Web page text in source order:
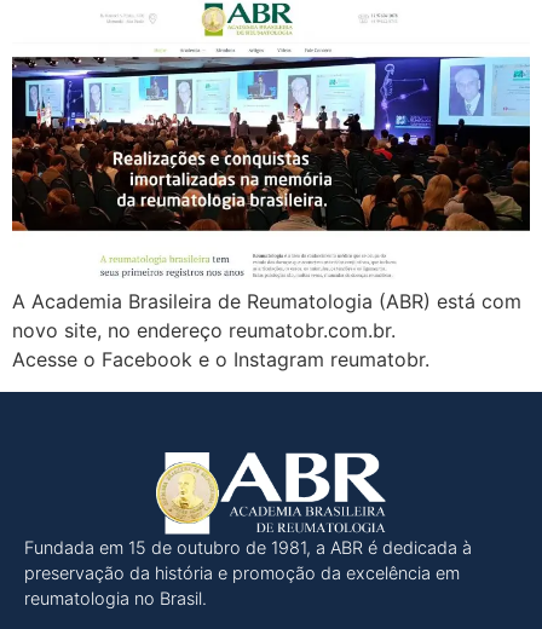
A Academia Brasileira de Reumatologia (ABR) está com
novo site, no endereço reumatobr.com.br.
Acesse o Facebook e o Instagram reumatobr.
Fundada em 15 de outubro de 1981, a ABR é dedicada à
preservação da história e promoção da excelência em
reumatologia no Brasil.